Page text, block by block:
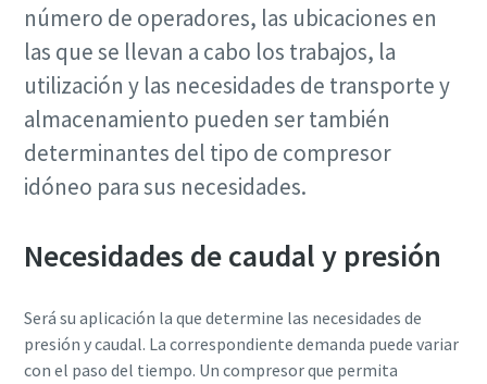
número de operadores, las ubicaciones en
las que se llevan a cabo los trabajos, la
utilización y las necesidades de transporte y
almacenamiento pueden ser también
determinantes del tipo de compresor
idóneo para sus necesidades.
Necesidades de caudal y presión
Será su aplicación la que determine las necesidades de
presión y caudal. La correspondiente demanda puede variar
con el paso del tiempo. Un compresor que permita